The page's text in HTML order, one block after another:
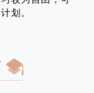
划。